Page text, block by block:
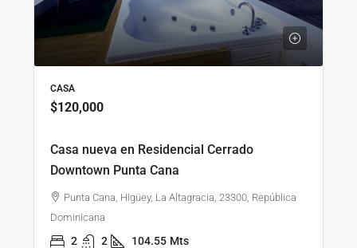
CASA
$120,000
Casa nueva en Residencial Cerrado
Downtown Punta Cana
Punta Cana, Higüey, La Altagracia, 23300, República
Dominicana
2 2 104.55 Mts